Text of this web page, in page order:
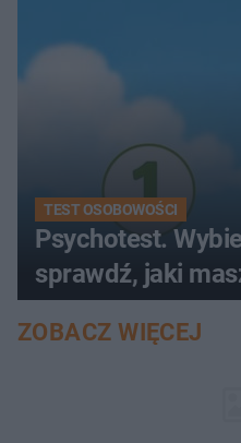
TEST OSOBOWOŚCI
Psychotest.
sprawdź, jaki
ZOBACZ WIĘCEJ